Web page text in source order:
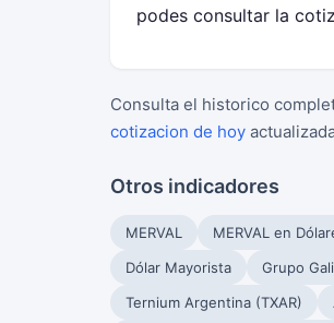
podes consultar la
Consulta el historico
cotizacion de hoy
Otros indicadores
MERVAL MERVAL en
Dólar Mayorista
Grupo
Ternium Argentina (TXAR)